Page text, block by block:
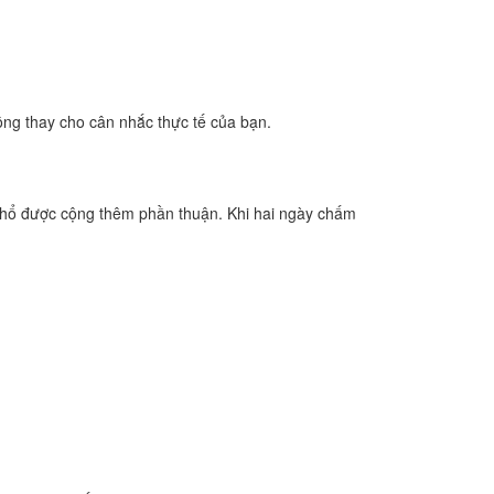
thay cho cân nhắc thực tế của bạn.
được cộng thêm phần thuận. Khi hai ngày chấm